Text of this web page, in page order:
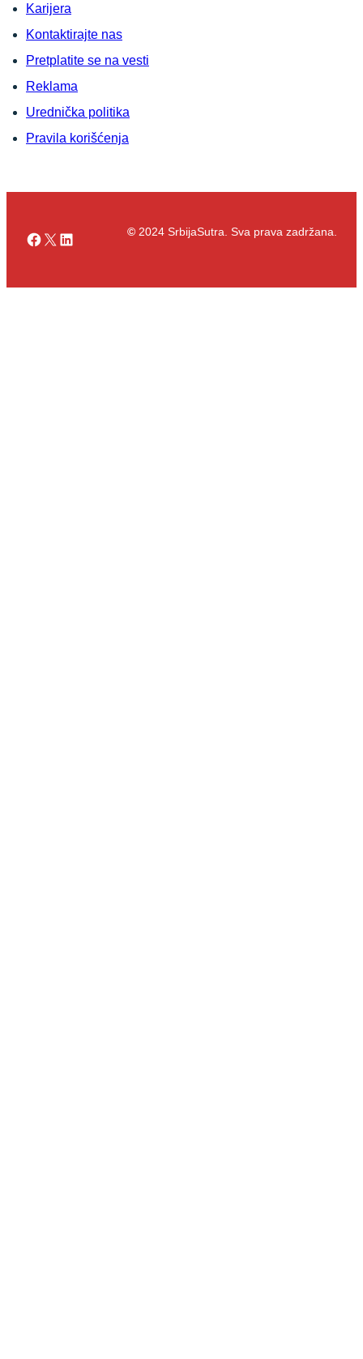
Karijera
Kontaktirajte nas
Pretplatite se na vesti
Reklama
Urednička politika
Pravila korišćenja
Facebook
X LinkedIn© 2024 SrbijaSutra. Sva prava zadržana.